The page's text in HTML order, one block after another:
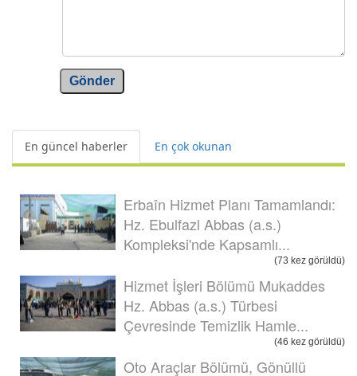
Gönder
En güncel haberler En çok okunan
Erbaîn Hizmet Planı Tamamlandı:
Hz. Ebulfazl Abbas (a.s.)
Kompleksi'nde Kapsamlı...
(73 kez görüldü)
Hizmet İşleri Bölümü Mukaddes
Hz. Abbas (a.s.) Türbesi
Çevresinde Temizlik Hamle...
(46 kez görüldü)
Oto Araçlar Bölümü, Gönüllü